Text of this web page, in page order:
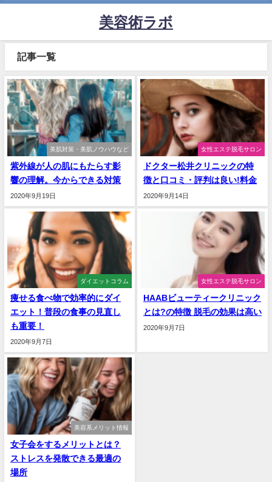
美容術ラボ
記事一覧
美肌対策・美肌ノウハウなど
紫外線が人の肌にもたらす影
響の理解。今からできる対策
2020年9月19日
女性エステ脱毛サロン
ドクター松井クリニックの特
徴と口コミ・評判は良い!料金
2020年9月14日
ダイエットコラム
痩せる食べ物で効率的にダイ
エット！普段の食事の見直し
も重要！
2020年9月7日
女性エステ脱毛サロン
HAABビューティークリニック
とは?の特徴 脱毛の効果は高い
2020年9月7日
美容系メリット情報
女子会をするメリットとは？
ストレスを発散できる最適の
場所